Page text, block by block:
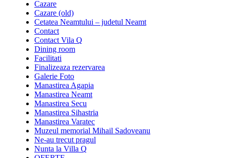
Cazare
Cazare (old)
Cetatea Neamtului – judetul Neamt
Contact
Contact Vila Q
Dining room
Facilitati
Finalizeaza rezervarea
Galerie Foto
Manastirea Agapia
Manastirea Neamt
Manastirea Secu
Manastirea Sihastria
Manastirea Varatec
Muzeul memorial Mihail Sadoveanu
Ne-au trecut pragul
Nunta la Villa Q